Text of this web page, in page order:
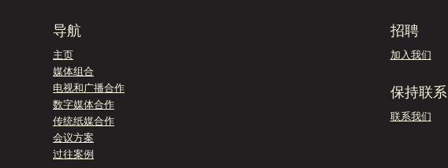
导航
主页
媒体组合
电视和广播合作
数字媒体合作
传统纸媒合作
会议方案
过往案例
招聘
加入我们
保持联系
联系我们